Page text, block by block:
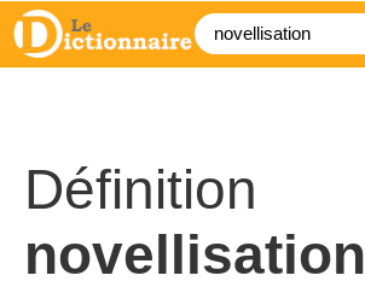
Définition
novellisation